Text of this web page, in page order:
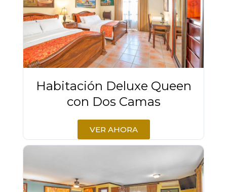
Habitación Deluxe Queen
con Dos Camas
VER AHORA